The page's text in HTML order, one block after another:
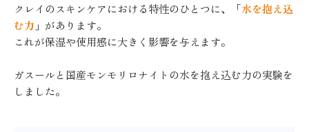
クレイのスキンケアにおける特性のひとつに、「水を抱え込
む力 」があります。
これが保湿や使用感に大きく影響を与えます。
ガスールと国産モンモリロナイトの水を抱え込む力の実験を
しました。